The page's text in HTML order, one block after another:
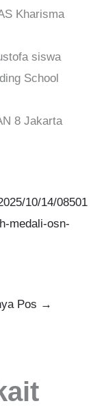
Kharisma
siswa
School
8 Jakarta
10/14/08501
medali-osn-
Pos →